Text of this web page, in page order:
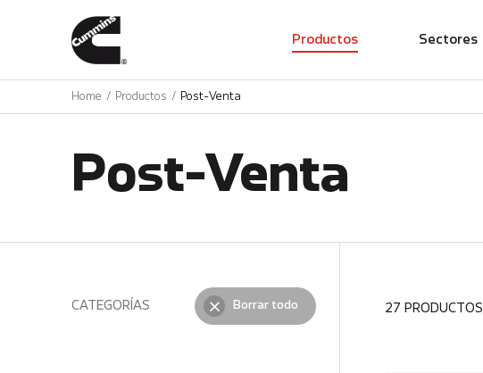
Productos Sectores
Home Productos Post-Venta
Post-Venta
CATEGORÍAS Borrar todo 27 PRODUCTOS